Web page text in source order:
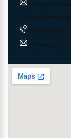
Dział
574 694 534